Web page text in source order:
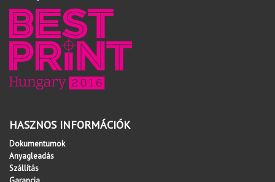
HASZNOS INFORMÁCIÓK
Dokumentumok
Anyagleadás
Szállítás